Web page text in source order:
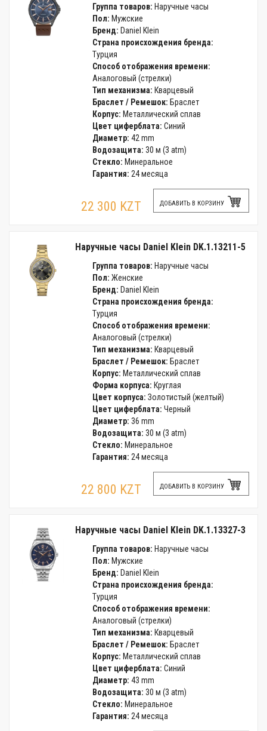
Группа товаров: Наручные часы
Пол: Мужские
Бренд: Daniel Klein
Страна происхождения бренда:
Турция
Способ отображения времени:
Аналоговый (стрелки)
Тип механизма: Кварцевый
Браслет / Ремешок: Браслет
Корпус: Металлический сплав
Цвет циферблата: Синий
Диаметр: 42 mm
Водозащита: 30 м (3 atm)
Стекло: Минеральное
Гарантия: 24 месяца
22 300 KZT ДОБАВИТЬ В КОРЗИНУ
Наручные часы Daniel Klein DK.1.13211-5
Группа товаров: Наручные часы
Пол: Женские
Бренд: Daniel Klein
Страна происхождения бренда:
Турция
Способ отображения времени:
Аналоговый (стрелки)
Тип механизма: Кварцевый
Браслет / Ремешок: Браслет
Корпус: Металлический сплав
Форма корпуса: Круглая
Цвет корпуса: Золотистый (желтый)
Цвет циферблата: Черный
Диаметр: 36 mm
Водозащита: 30 м (3 atm)
Стекло: Минеральное
Гарантия: 24 месяца
22 800 KZT ДОБАВИТЬ В КОРЗИНУ
Наручные часы Daniel Klein DK.1.13327-3
Группа товаров: Наручные часы
Пол: Мужские
Бренд: Daniel Klein
Страна происхождения бренда:
Турция
Способ отображения времени:
Аналоговый (стрелки)
Тип механизма: Кварцевый
Браслет / Ремешок: Браслет
Корпус: Металлический сплав
Цвет циферблата: Синий
Диаметр: 43 mm
Водозащита: 30 м (3 atm)
Стекло: Минеральное
Гарантия: 24 месяца